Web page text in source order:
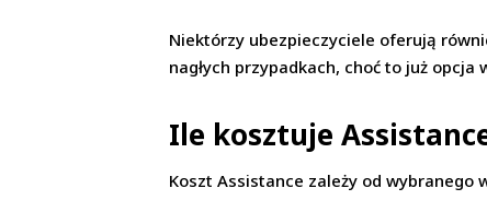
Niektórzy ubezpieczyciele oferują
nagłych przypadkach, choć to już
Ile kosztuje
Koszt Assistance zależy od